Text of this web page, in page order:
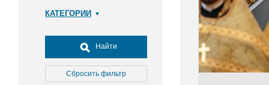
КАТЕГОРИИ
Досуг, туризм и отдых
Культура
Медицина
Найти
Сбросить фильтр